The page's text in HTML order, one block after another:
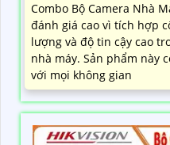
Combo Bộ Camera Nhà
đánh giá cao vì tích hợp
lượng và độ tin cậy cao
nhà máy. Sản phẩm này
với mọi không gian